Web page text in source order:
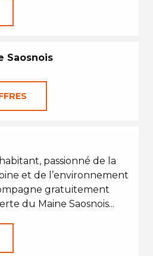
Saosnois
passionné de la
et de l’environnement
gratuitement
du Maine Saosnois...